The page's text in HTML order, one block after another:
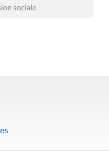
sociale